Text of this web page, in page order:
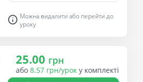
Можна видалити або перейти до
уроку
25.00 грн
або 8.57 грн/урок у комплекті